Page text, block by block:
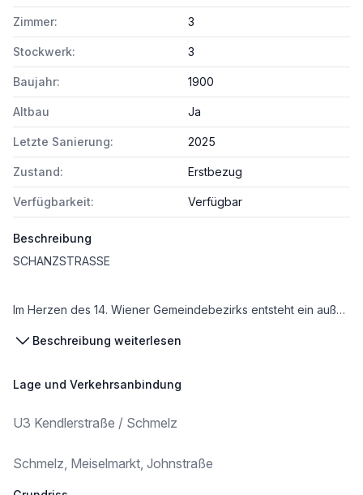
Zimmer: 3
Stockwerk: 3
Baujahr: 1900
Altbau Ja
Letzte Sanierung: 2025
Zustand: Erstbezug
Verfügbarkeit: Verfügbar
Beschreibung
SCHANZSTRASSE
Im Herzen des 14. Wiener Gemeindebezirks entsteht ein außergewöhnliches Zuhause, das den Charme vergangener Zeiten mit zeitgemäßem Wohnkomfort vereint. Die 3SI Immogroup widmet sich mit großer Sorgfalt der behutsamen Sanierung dieses prachtvollen Zinshauses, um seinen historischen Charakter zu bewahren und gleichzeitig höchsten modernen Wohnansprüchen gerecht zu werden.
Auf drei Regelgeschoßen entstehen 12 stilvoll sanierte Wohnungen, die mit hochwertigen Ausstattungsdetails und durchdachter Raumgestaltung überzeugen. Ergänzt wird der Wohnkomfort durch den Einbau eines modernen Lifts. Hier verschmelzen klassisches Altbauflair und zeitlose Eleganz zu einem einzigartigen Wohnerlebnis – ein Zuhause für alle, die das Besondere suchen.
* Hütteldorfer Straße (zu Fuß) - 5 Minuten
* Schmelz (zu Fuß) - 10 Minuten
* Neubaugasse / Mariahilfer Straße (Öffis) - 14 Minuten
Beschreibung weiterlesen
Lage und Verkehrsanbindung
U3 Kendlerstraße / Schmelz
Schmelz, Meiselmarkt, Johnstraße